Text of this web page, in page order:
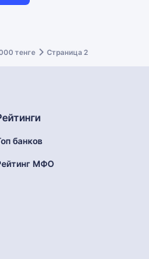
тенге Страница 2
банков
МФО